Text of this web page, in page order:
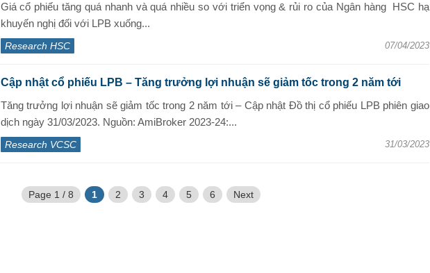
Giá cổ phiếu tăng quá nhanh và quá nhiều so với triển vọng & rủi ro của Ngân hàng HSC hạ
khuyến nghị đối với LPB xuống...
Research HSC 07/04/2023
Cập nhật cổ phiếu LPB – Tăng trưởng lợi nhuận sẽ giảm tốc trong 2 năm tới
Tăng trưởng lợi nhuận sẽ giảm tốc trong 2 năm tới – Cập nhật Đồ thị cổ phiếu LPB phiên giao
dịch ngày 31/03/2023. Nguồn: AmiBroker 2023-24:...
Research VCSC 31/03/2023
Page 1 / 8 1 2 3 4 5 6 Next